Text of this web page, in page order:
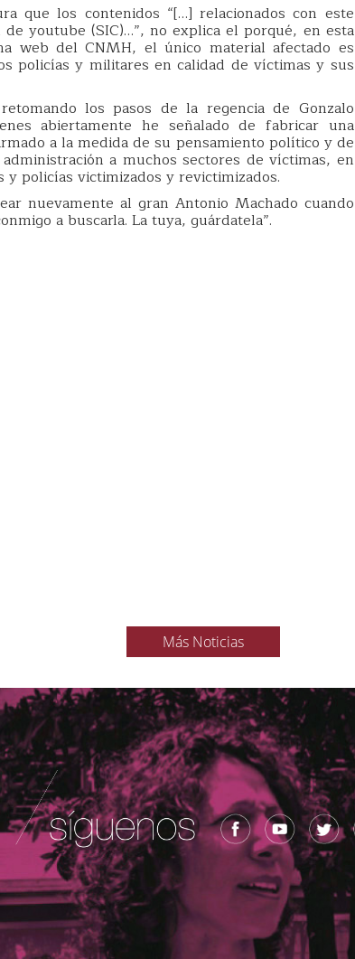
que los contenidos “[…] relacionados con este
youtube (SIC)…”, no explica el porqué, en esta
web del CNMH, el único material afectado es
policías y militares en calidad de víctimas y sus
los pasos de la regencia de Gonzalo
abiertamente he señalado de fabricar una
a la medida de su pensamiento político y de
a muchos sectores de víctimas, en
policías victimizados y revictimizados.
nuevamente al gran Antonio Machado cuando
a buscarla. La tuya, guárdatela”.
Más Noticias